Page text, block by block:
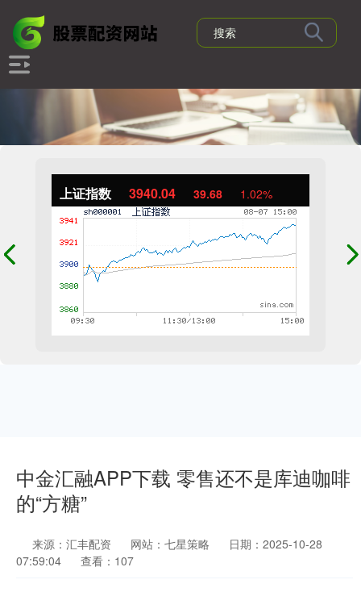
上证指数 3940.04 39.68 1.02%
中金汇融APP下载 零售还不是库迪咖啡
的“方糖”
来源：汇丰配资 网站：七星策略
日期：2025-10-28
07:59:04
查看：107